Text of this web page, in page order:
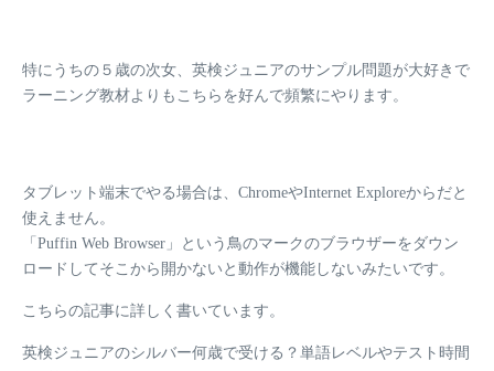
特にうちの５歳の次女、英検ジュニアのサンプル問題が大好きで
ラーニング教材よりもこちらを好んで頻繁にやります。
タブレット端末でやる場合は、ChromeやInternet Exploreからだと
使えません。
「Puffin Web Browser」という鳥のマークのブラウザーをダウン
ロードしてそこから開かないと動作が機能しないみたいです。
こちらの記事に詳しく書いています。
英検ジュニアのシルバー何歳で受ける？単語レベルやテスト時間